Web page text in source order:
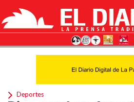
Deportes